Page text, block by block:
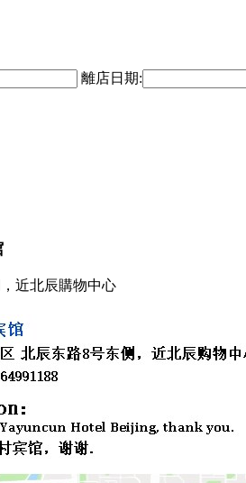
離店日期:
近北辰購物中心